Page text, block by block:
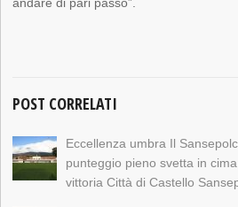
POST CORRELATI
Eccellenza umbra Il
punteggio pieno svetta in
vittoria Città di Castello